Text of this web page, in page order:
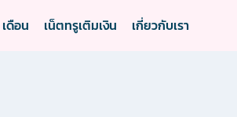
ดือน เน็ตทรูเติมเงิน เกี่ยวกับเรา